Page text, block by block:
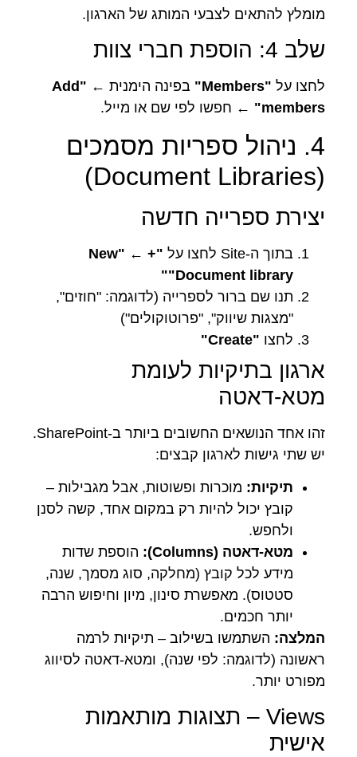
מומלץ להתאים לצבעי המותג של הארגון.
שלב 4: הוספת חברי צוות
לחצו על "Members" בפינה הימנית ←
"Add
members"
← חפשו לפי שם או מייל.
4. ניהול ספריות מסמכים
(Document Libraries)
יצירת ספרייה חדשה
בתוך ה-Site לחצו על "+ New"
←
"Document library"
תנו שם ברור לספרייה (לדוגמה: "חוזים",
"מצגות שיווק", "פרוטוקולים")
לחצו "Create"
ארגון בתיקיות לעומת
מטא-דאטה
זהו אחד הנושאים החשובים ביותר ב-SharePoint.
יש שתי גישות לארגון קבצים:
תיקיות: מוכרות ופשוטות, אבל מגבילות –
קובץ יכול להיות רק במקום אחד, קשה לסנן
ולחפש.
מטא-דאטה (Columns):
הוספת שדות
מידע לכל קובץ (מחלקה, סוג מסמך, שנה,
סטטוס). מאפשרת סינון, מיון וחיפוש הרבה
יותר חכמים.
המלצה: השתמשו בשילוב – תיקיות לרמה
ראשונה (לדוגמה: לפי שנה), ומטא-דאטה לסיווג
מפורט יותר.
Views – תצוגות מותאמות
אישית